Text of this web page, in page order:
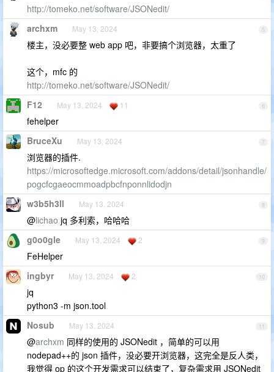
http://tomeko.net/software/JSONedit/
5
archxm May 13, 2024
楼主，没必要整 web app 吧，非要搞个浏览器，太重了
这个，mfc 的
http://tomeko.net/software/JSONedit/
6
F12 May 13, 2024 11
fehelper
7
BruceXu May 13, 2024
浏览器的插件.
https://microsoftedge.microsoft.com/addons/detail/jsonhandle/
pogcfcgaeocmmoadpbcfnponnlidodjn
8
w3b5h3ll May 13, 2024
@lichao jq 多利索，哈哈哈
9
g0o0gle May 13, 2024 2
FeHelper
10
ingbyr May 13, 2024 2
jq
python3 -m json.tool
11
Nosub May 13, 2024
@archxm 同样的使用的 JSONedit ，简单的可以用
nodepad++的 json 插件，没必要开浏览器，这完全是反人类，
我觉得 op 的这个开发需求可以结束了，复杂需求用 JSONedit